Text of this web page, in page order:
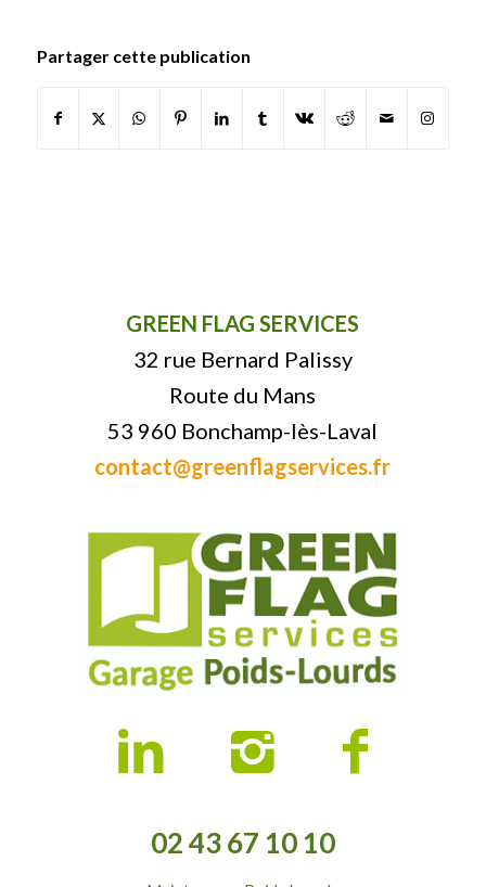
Partager cette publication
GREEN FLAG SERVICES
32 rue Bernard Palissy
Route du Mans
53 960 Bonchamp-lès-Laval
contact@greenflagservices.fr
02 43 67 10 10